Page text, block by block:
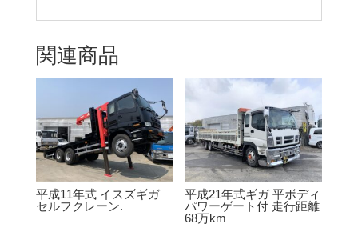
関連商品
平成11年式 イスズギガ
セルフクレーン.
平成21年式ギガ 平ボディ
パワーゲート付 走行距離
68万km